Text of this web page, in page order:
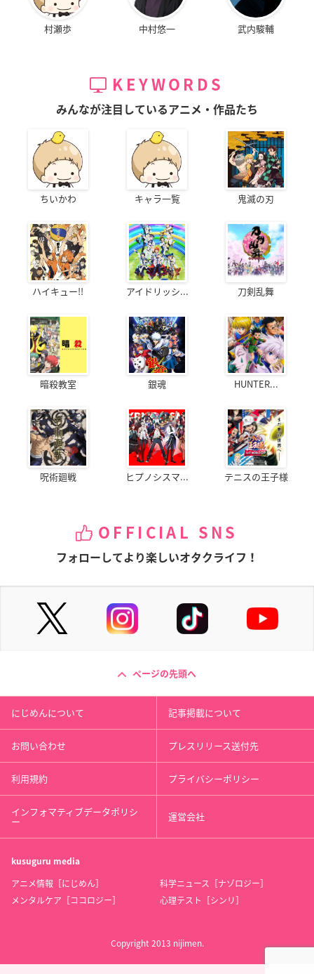
村瀬歩 中村悠一 武内駿輔
KEYWORDS
みんなが注目しているアニメ・作品たち
ちいかわ キャラ一覧 鬼滅の刃
ハイキュー!! アイドリッシ... 刀剣乱舞
暗殺教室 銀魂 HUNTER...
呪術廻戦 ヒプノシスマ... テニスの王子様
OFFICIAL SNS
フォローしてより楽しいオタクライフ！
ページの先頭へ
にじめんについて 記事掲載について
お問い合わせ プレスリリース送付先
利用規約 プライバシーポリシー
インフォマティブデータポリシ
ー 運営会社
kusuguru media
アニメ情報［にじめん］
科学ニュース［ナゾロジー］
メンタルケア［ココロジー］
心理テスト［シンリ］
Copyright 2013 nijimen.